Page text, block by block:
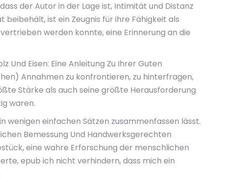
der Autor in der Lage ist, Intimität und Distanz
ist ein Zeugnis für ihre Fähigkeit als
werden konnte, eine Erinnerung an die
Und Eisen: Eine Anleitung Zu Ihrer Guten
Annahmen zu konfrontieren, zu hinterfragen,
Stärke als auch seine größte Herausforderung
waren.
wenigen einfachen Sätzen zusammenfassen lässt.
Bemessung Und Handwerksgerechten
eine wahre Erforschung der menschlichen
epub ich nicht verhindern, dass mich ein